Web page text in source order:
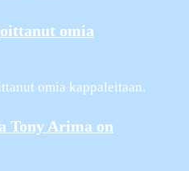
omia
omia kappaleitaan.
Tony Arima on